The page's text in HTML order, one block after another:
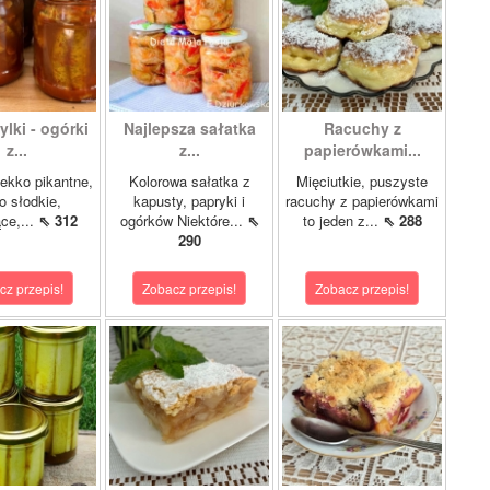
- ogórki
z...
pikantne,
słodkie,
⇖ 312
przepis!
Najlepsza sałatka
z...
Kolorowa sałatka z
kapusty, papryki i
ogórków Niektóre... ⇖
290
Zobacz przepis!
Racuchy z
papierówkami...
Mięciutkie, puszyste
racuchy z papierówkami
to jeden z... ⇖ 288
Zobacz przepis!